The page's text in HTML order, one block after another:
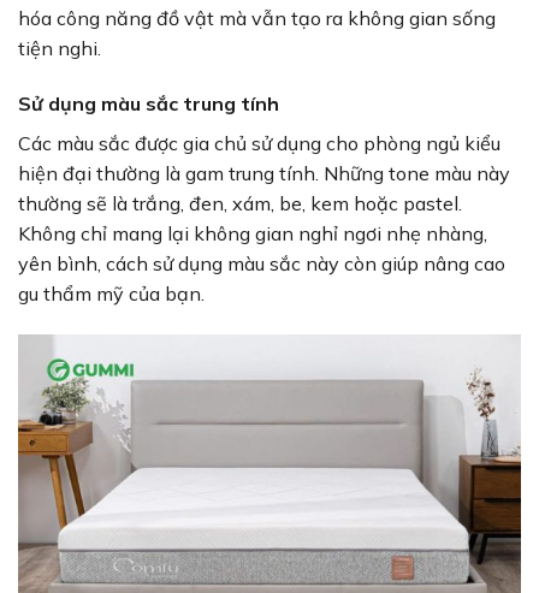
hóa công năng đồ vật mà vẫn tạo ra không gian sống
tiện nghi.
Sử dụng màu sắc trung tính
Các màu sắc được gia chủ sử dụng cho phòng ngủ kiểu
hiện đại thường là gam trung tính. Những tone màu này
thường sẽ là trắng, đen, xám, be, kem hoặc pastel.
Không chỉ mang lại không gian nghỉ ngơi nhẹ nhàng,
yên bình, cách sử dụng màu sắc này còn giúp nâng cao
gu thẩm mỹ của bạn.